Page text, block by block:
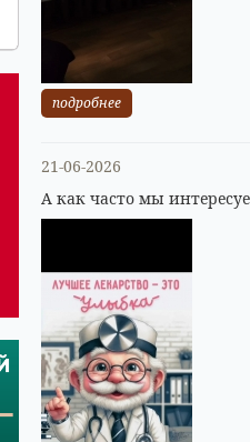
подробнее
21-06-2026
А как часто мы